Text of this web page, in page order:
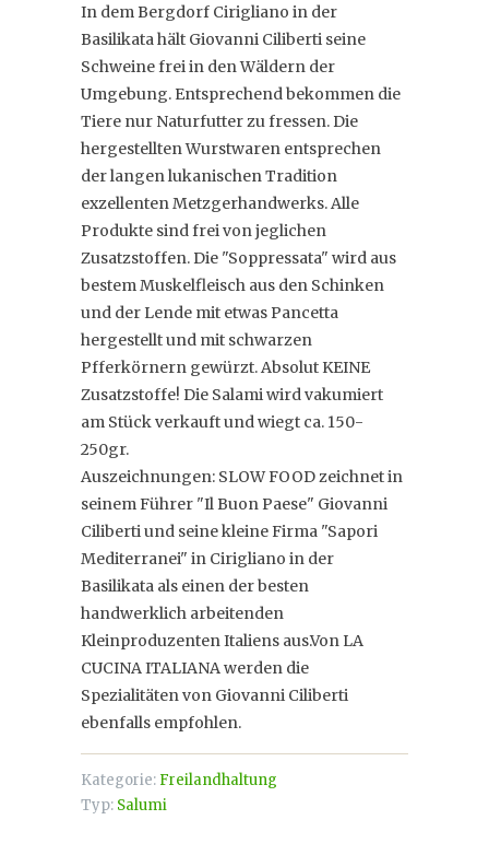
In dem Bergdorf Cirigliano in der
Basilikata hält Giovanni Ciliberti seine
Schweine frei in den Wäldern der
Umgebung. Entsprechend bekommen die
Tiere nur Naturfutter zu fressen. Die
hergestellten Wurstwaren entsprechen
der langen lukanischen Tradition
exzellenten Metzgerhandwerks. Alle
Produkte sind frei von jeglichen
Zusatzstoffen. Die "Soppressata" wird aus
bestem Muskelfleisch aus den Schinken
und der Lende mit etwas Pancetta
hergestellt und mit schwarzen
Pfferkörnern gewürzt. Absolut KEINE
Zusatzstoffe! Die Salami wird vakumiert
am Stück verkauft und wiegt ca. 150-
250gr.
Auszeichnungen: SLOW FOOD zeichnet in
seinem Führer "Il Buon Paese" Giovanni
Ciliberti und seine kleine Firma "Sapori
Mediterranei" in Cirigliano in der
Basilikata als einen der besten
handwerklich arbeitenden
Kleinproduzenten Italiens aus.Von LA
CUCINA ITALIANA werden die
Spezialitäten von Giovanni Ciliberti
ebenfalls empfohlen.
Kategorie: Freilandhaltung
Typ: Salumi